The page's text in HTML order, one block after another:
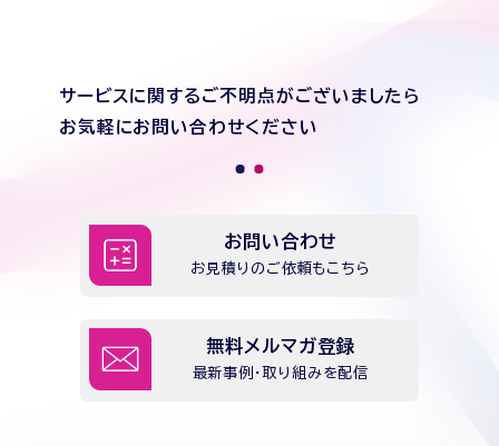
サービスに関するご不明点がございましたら
お気軽にお問い合わせください
お問い合わせ
お見積りのご依頼もこちら
無料メルマガ登録
最新事例・取り組みを配信